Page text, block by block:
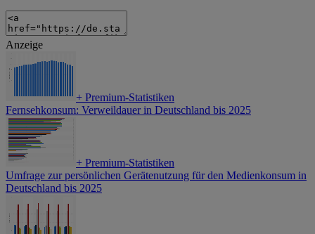
Anzeige
+ Premium-Statistiken
Fernsehkonsum: Verweildauer in Deutschland bis 2025
+ Premium-Statistiken
Umfrage zur persönlichen Gerätenutzung für den Medienkonsum in
Deutschland bis 2025